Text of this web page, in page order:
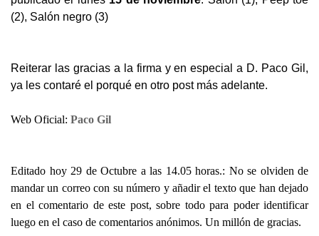
(2), Salón negro (3)
Reiterar las gracias a la firma y en especial a D. Paco Gil,
ya les contaré el porqué en otro post más adelante.
Web Oficial: Paco Gil
Editado hoy 29 de Octubre a las 14.05 horas.: No se olviden de
mandar un correo con su número y añadir el texto que han dejado
en el comentario de este post, sobre todo para poder identificar
luego en el caso de comentarios anónimos. Un millón de gracias.